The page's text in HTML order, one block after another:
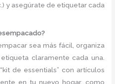
y asegúrate de etiquetar cada
sea más fácil, organiza
claramente cada una.
de essentials” con artículos
en tu nuevo hogar, como